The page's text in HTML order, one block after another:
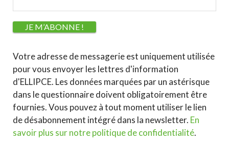
Votre adresse de messagerie est uniquement utilisée
pour vous envoyer les lettres d'information
d'ELLIPCE. Les données marquées par un astérisque
dans le questionnaire doivent obligatoirement être
fournies. Vous pouvez à tout moment utiliser le lien
de désabonnement intégré dans la newsletter. En
savoir plus sur notre politique de confidentialité.